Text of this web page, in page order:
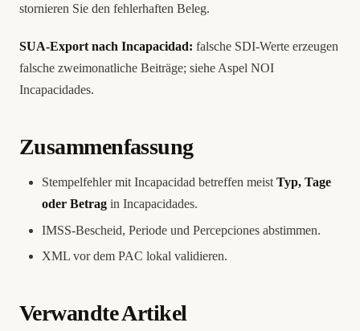
stornieren Sie den fehlerhaften Beleg.
SUA-Export nach Incapacidad: falsche SDI-Werte erzeugen
falsche zweimonatliche Beiträge; siehe Aspel NOI
Incapacidades.
Zusammenfassung
Stempelfehler mit Incapacidad betreffen meist Typ, Tage
oder Betrag in Incapacidades.
IMSS-Bescheid, Periode und Percepciones abstimmen.
XML vor dem PAC lokal validieren.
Verwandte Artikel